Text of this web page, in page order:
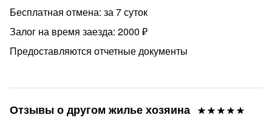
Бесплатная отмена: за 7 суток
Залог на время заезда: 2000 ₽
Предоставляются отчетные документы
Отзывы о другом жилье хозяина